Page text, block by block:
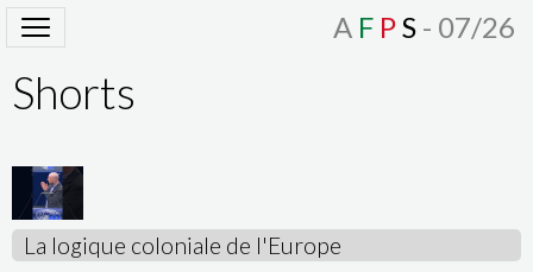
A F PS - 07/26
Shorts
La logique coloniale de l'Europe